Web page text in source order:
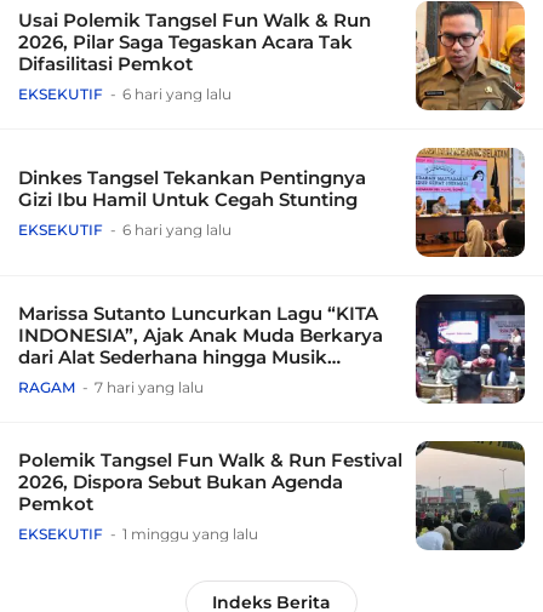
Usai Polemik Tangsel Fun Walk & Run
2026, Pilar Saga Tegaskan Acara Tak
Difasilitasi Pemkot
EKSEKUTIF 6 hari yang lalu
Dinkes Tangsel Tekankan Pentingnya
Gizi Ibu Hamil Untuk Cegah Stunting
EKSEKUTIF 6 hari yang lalu
Marissa Sutanto Luncurkan Lagu “KITA
INDONESIA”, Ajak Anak Muda Berkarya
dari Alat Sederhana hingga Musik
Tradisional
RAGAM 7 hari yang lalu
Polemik Tangsel Fun Walk & Run Festival
2026, Dispora Sebut Bukan Agenda
Pemkot
EKSEKUTIF 1 minggu yang lalu
Indeks Berita